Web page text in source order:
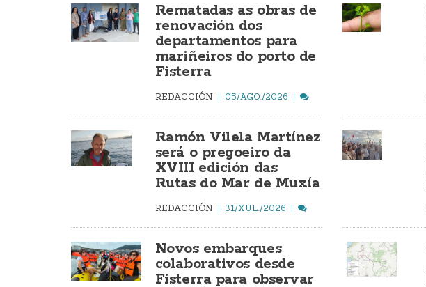
Rematadas as obras de
renovación dos
departamentos para
mariñeiros do porto de
Fisterra
REDACCIÓN 05/AGO./2026
Ramón Vilela Martínez
será o pregoeiro da
XVIII edición das
Rutas do Mar de Muxía
REDACCIÓN 31/XUL./2026
Novos embarques
colaborativos desde
Fisterra para observar